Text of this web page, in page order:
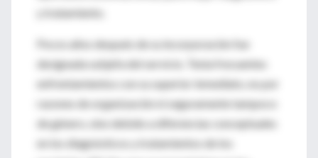
y tratamiento.
Pocos años después de su incorporación fue
designada subjefa del servicio. Tenía frecuentes
enfrentamientos con su superior inmediato, no por
razones de organización ni seguramente tampoco
de género, sino debido a diferencias conceptuales
en los diagnósticos y tratamientos de los